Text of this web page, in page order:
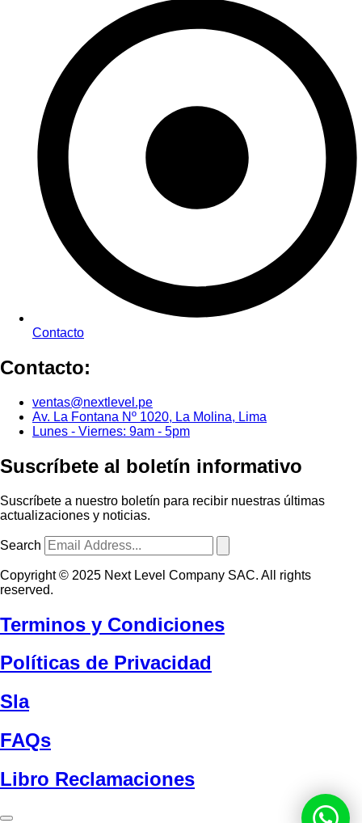
Contacto
Contacto:
ventas@nextlevel.pe
Av. La Fontana Nº 1020, La Molina, Lima
Lunes - Viernes: 9am - 5pm
Suscríbete al boletín informativo
Suscríbete a nuestro boletín para recibir nuestras últimas
actualizaciones y noticias.
Search
Copyright © 2025 Next Level Company SAC. All rights
reserved.
Terminos y Condiciones
Políticas de Privacidad
Sla
FAQs
Libro Reclamaciones